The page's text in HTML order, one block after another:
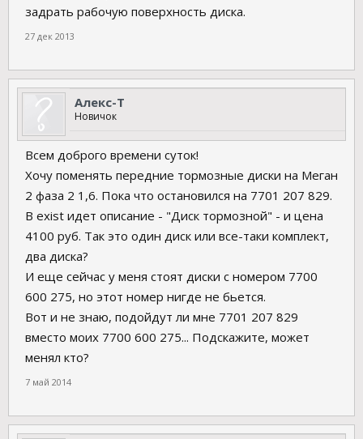
задрать рабочую поверхность диска.
27 дек 2013
Алекс-Т
Новичок
Всем доброго времени суток!
Хочу поменять передние тормозные диски на Меган
2 фаза 2 1,6. Пока что остановился на 7701 207 829.
В exist идет описание - "Диск тормозной" - и цена
4100 руб. Так это один диск или все-таки комплект,
два диска?
И еще сейчас у меня стоят диски с номером 7700
600 275, но этот номер нигде не бьется.
Вот и не знаю, подойдут ли мне 7701 207 829
вместо моих 7700 600 275... Подскажите, может
менял кто?
7 май 2014